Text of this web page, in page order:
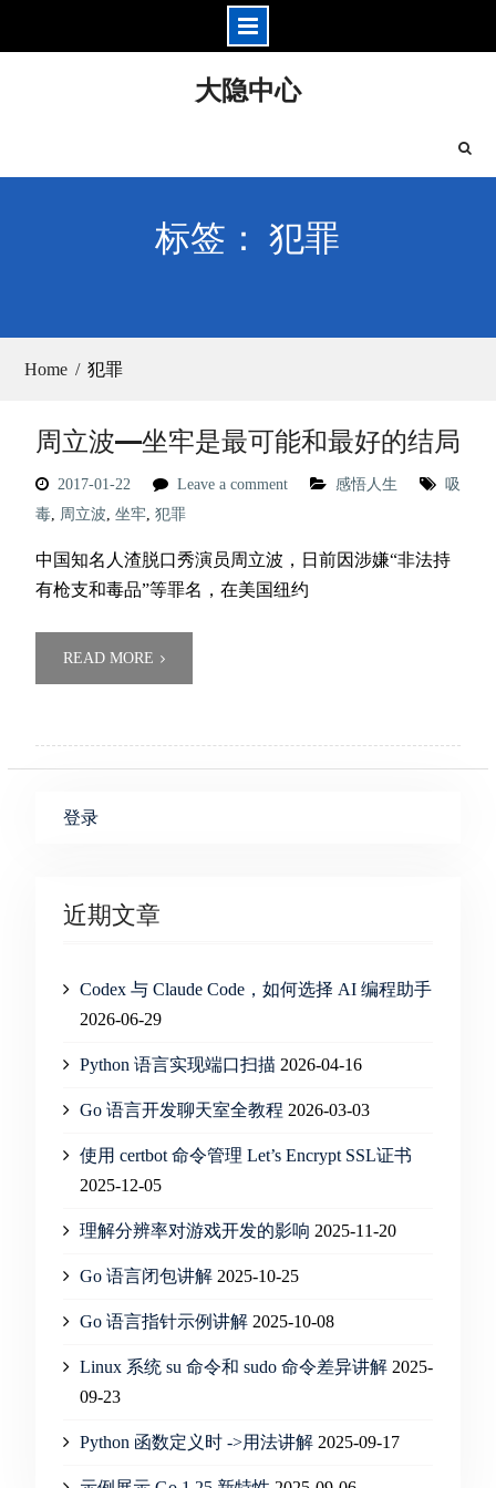
大隐中心
标签： 犯罪
Home 犯罪
周立波—坐牢是最可能和最好的结局
2017-01-22 Leave a comment 感悟人生
吸
毒, 周立波, 坐牢, 犯罪
中国知名人渣脱口秀演员周立波，日前因涉嫌“非法持
有枪支和毒品”等罪名，在美国纽约
READ MORE
登录
近期文章
Codex 与 Claude Code，如何选择 AI 编程助手
2026-06-29
Python 语言实现端口扫描 2026-04-16
Go 语言开发聊天室全教程 2026-03-03
使用 certbot 命令管理 Let’s Encrypt SSL证书
2025-12-05
理解分辨率对游戏开发的影响 2025-11-20
Go 语言闭包讲解 2025-10-25
Go 语言指针示例讲解 2025-10-08
Linux 系统 su 命令和 sudo 命令差异讲解 2025-
09-23
Python 函数定义时 ->用法讲解 2025-09-17